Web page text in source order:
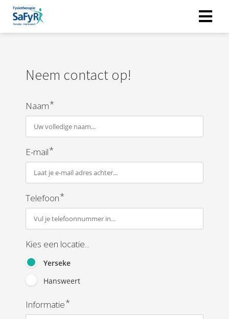
Neem contact op!
Naam*
E-mail*
Telefoon*
Kies een locatie...
Yerseke
Hansweert
Informatie*